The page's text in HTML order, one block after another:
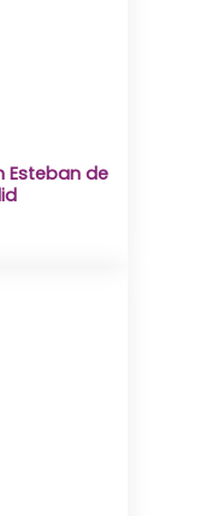
Esteban de